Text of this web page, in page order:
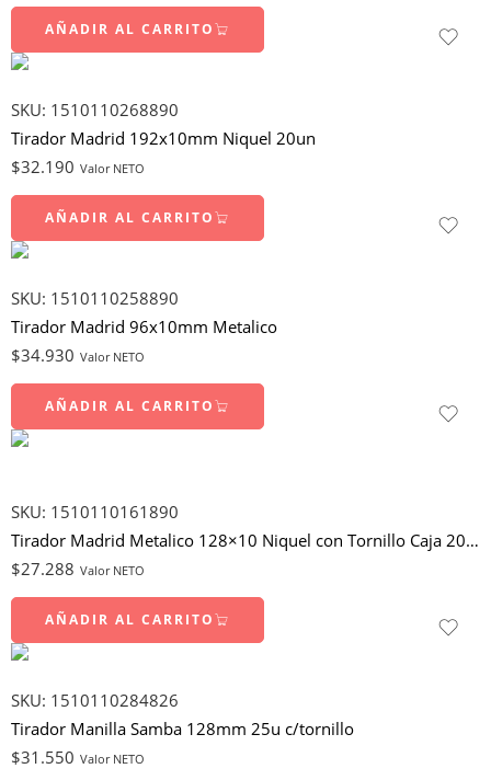
AÑADIR AL CARRITO
SKU: 1510110268890
Tirador Madrid 192x10mm Niquel 20un
$32.190 Valor NETO
AÑADIR AL CARRITO
SKU: 1510110258890
Tirador Madrid 96x10mm Metalico
$34.930 Valor NETO
AÑADIR AL CARRITO
SKU: 1510110161890
Tirador Madrid Metalico 128×10 Niquel con Tornillo Caja 20 un
$27.288 Valor NETO
AÑADIR AL CARRITO
SKU: 1510110284826
Tirador Manilla Samba 128mm 25u c/tornillo
$31.550 Valor NETO